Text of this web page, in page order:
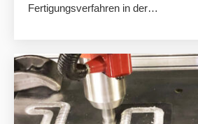
Fertigungsverfahren in der…